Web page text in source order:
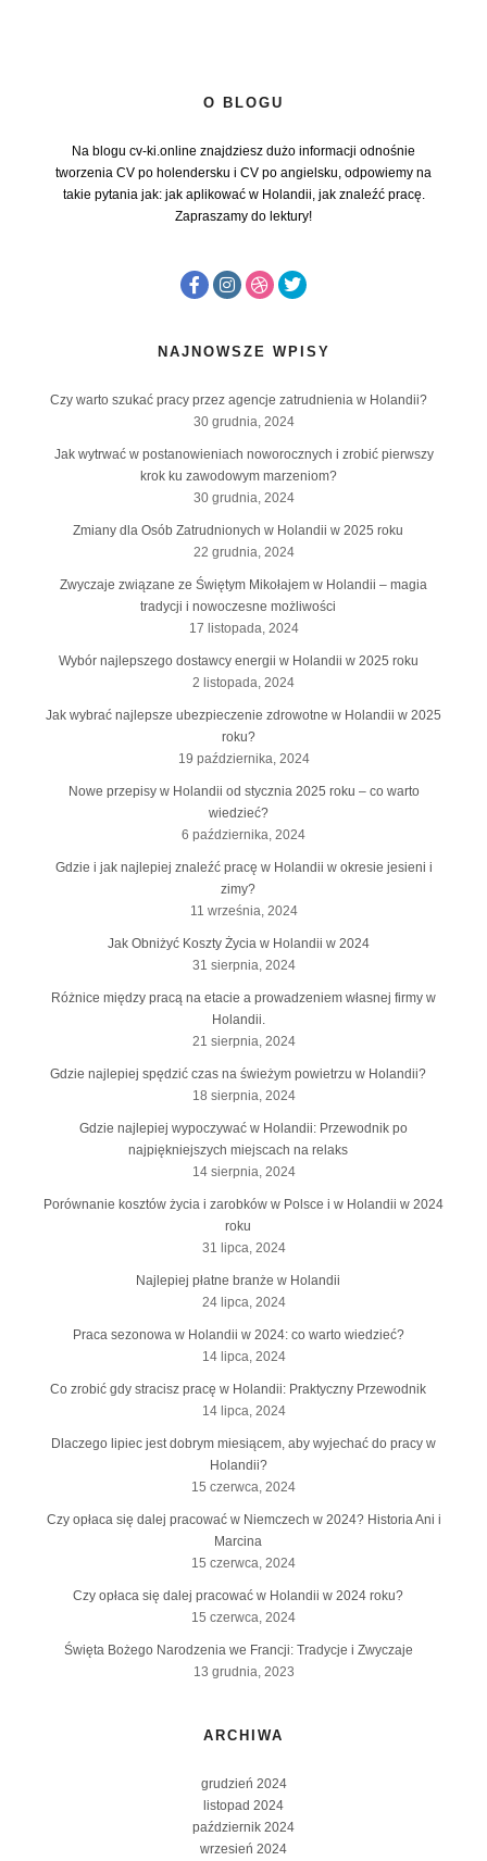
O BLOGU
Na blogu cv-ki.online znajdziesz dużo informacji odnośnie
tworzenia CV po holendersku i CV po angielsku, odpowiemy na
takie pytania jak: jak aplikować w Holandii, jak znaleźć pracę.
Zapraszamy do lektury!
NAJNOWSZE WPISY
Czy warto szukać pracy przez agencje zatrudnienia w Holandii?
30 grudnia, 2024
Jak wytrwać w postanowieniach noworocznych i zrobić pierwszy
krok ku zawodowym marzeniom?
30 grudnia, 2024
Zmiany dla Osób Zatrudnionych w Holandii w 2025 roku
22 grudnia, 2024
Zwyczaje związane ze Świętym Mikołajem w Holandii – magia
tradycji i nowoczesne możliwości
17 listopada, 2024
Wybór najlepszego dostawcy energii w Holandii w 2025 roku
2 listopada, 2024
Jak wybrać najlepsze ubezpieczenie zdrowotne w Holandii w 2025
roku?
19 października, 2024
Nowe przepisy w Holandii od stycznia 2025 roku – co warto
wiedzieć?
6 października, 2024
Gdzie i jak najlepiej znaleźć pracę w Holandii w okresie jesieni i
zimy?
11 września, 2024
Jak Obniżyć Koszty Życia w Holandii w 2024
31 sierpnia, 2024
Różnice między pracą na etacie a prowadzeniem własnej firmy w
Holandii.
21 sierpnia, 2024
Gdzie najlepiej spędzić czas na świeżym powietrzu w Holandii?
18 sierpnia, 2024
Gdzie najlepiej wypoczywać w Holandii: Przewodnik po
najpiękniejszych miejscach na relaks
14 sierpnia, 2024
Porównanie kosztów życia i zarobków w Polsce i w Holandii w 2024
roku
31 lipca, 2024
Najlepiej płatne branże w Holandii
24 lipca, 2024
Praca sezonowa w Holandii w 2024: co warto wiedzieć?
14 lipca, 2024
Co zrobić gdy stracisz pracę w Holandii: Praktyczny Przewodnik
14 lipca, 2024
Dlaczego lipiec jest dobrym miesiącem, aby wyjechać do pracy w
Holandii?
15 czerwca, 2024
Czy opłaca się dalej pracować w Niemczech w 2024? Historia Ani i
Marcina
15 czerwca, 2024
Czy opłaca się dalej pracować w Holandii w 2024 roku?
15 czerwca, 2024
Święta Bożego Narodzenia we Francji: Tradycje i Zwyczaje
13 grudnia, 2023
ARCHIWA
grudzień 2024
listopad 2024
październik 2024
wrzesień 2024